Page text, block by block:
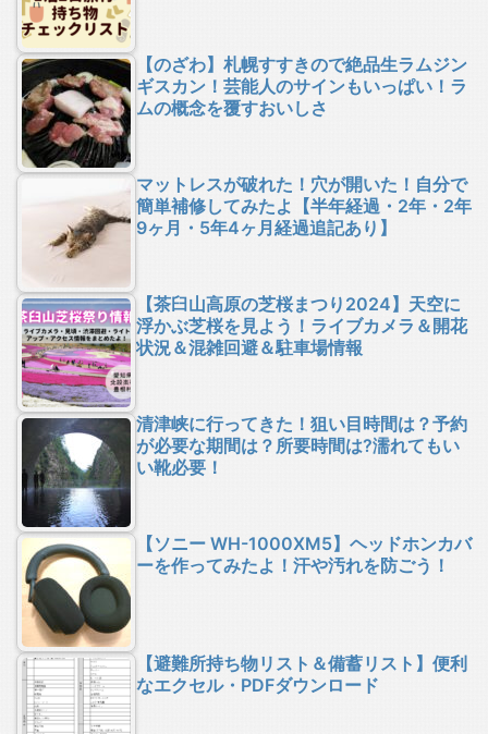
【のざわ】札幌すすきので絶品生ラムジン
ギスカン！芸能人のサインもいっぱい！ラ
ムの概念を覆すおいしさ
マットレスが破れた！穴が開いた！自分で
簡単補修してみたよ【半年経過・2年・2年
9ヶ月・5年4ヶ月経過追記あり】
【茶臼山高原の芝桜まつり2024】天空に
浮かぶ芝桜を見よう！ライブカメラ＆開花
状況＆混雑回避＆駐車場情報
清津峡に行ってきた！狙い目時間は？予約
が必要な期間は？所要時間は?濡れてもい
い靴必要！
【ソニー WH-1000XM5】ヘッドホンカバ
ーを作ってみたよ！汗や汚れを防ごう！
【避難所持ち物リスト＆備蓄リスト】便利
なエクセル・PDFダウンロード